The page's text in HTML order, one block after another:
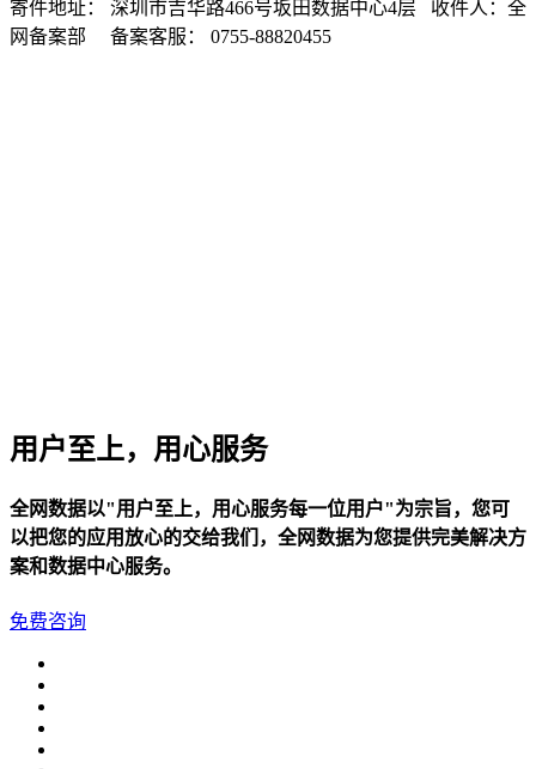
寄件地址： 深圳市吉华路466号坂田数据中心4层 收件人：全
网备案部 备案客服： 0755-88820455
用户至上，用心服务
全网数据以"用户至上，用心服务每一位用户"为宗旨，您可
以把您的应用放心的交给我们，全网数据为您提供完美解决方
案和数据中心服务。
免费咨询